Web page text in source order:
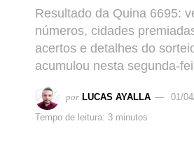
Resultado da Quina 6695:
números, cidades
acertos e detalhes do
acumulou nesta segunda-
por LUCAS AYALLA
01/
Tempo de leitura: 3 minutos